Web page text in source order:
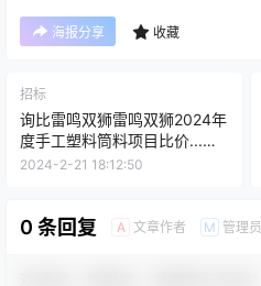
海报分享 收藏
招标
询比雷鸣双狮雷鸣双狮2024年
度手工塑料筒料项目比价...二
次)采购
2024-2-21 18:12:50
0 条回复 A 文章作者 M 管理员